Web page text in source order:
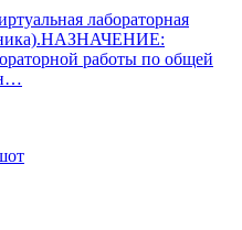
лабораторная
работы по общей